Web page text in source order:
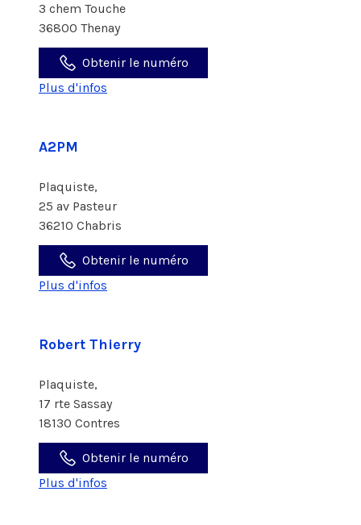
3 chem Touche
36800 Thenay
Obtenir le numéro
Plus d'infos
A2PM
Plaquiste,
25 av Pasteur
36210 Chabris
Obtenir le numéro
Plus d'infos
Robert Thierry
Plaquiste,
17 rte Sassay
18130 Contres
Obtenir le numéro
Plus d'infos